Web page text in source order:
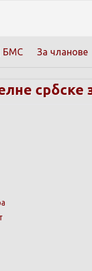
БМС За чланове
србске